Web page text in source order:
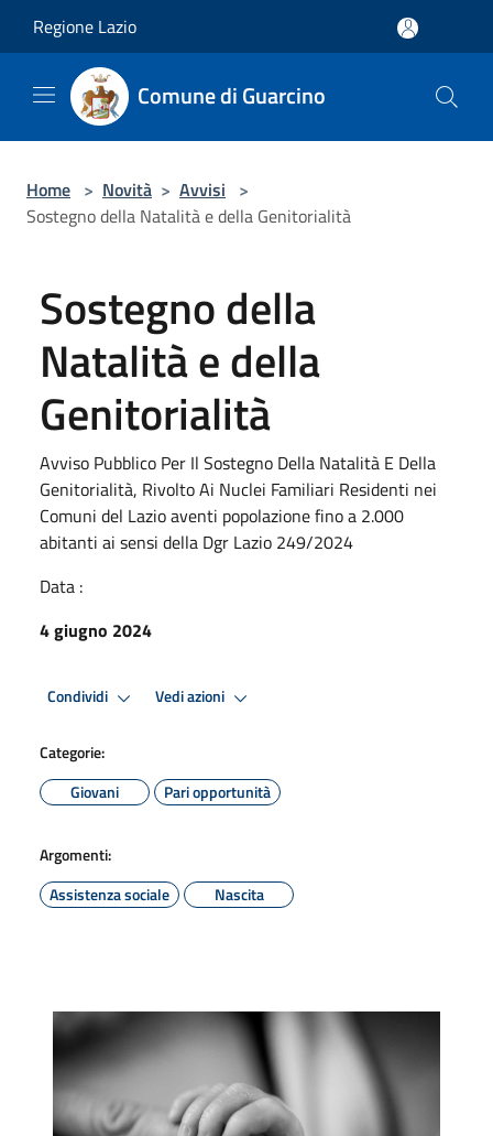
Regione Lazio
Comune di Guarcino
Home > Novità > Avvisi >
Sostegno della Natalità e della Genitorialità
Sostegno della
Natalità e della
Genitorialità
Avviso Pubblico Per Il Sostegno Della Natalità E Della
Genitorialità, Rivolto Ai Nuclei Familiari Residenti nei
Comuni del Lazio aventi popolazione fino a 2.000
abitanti ai sensi della Dgr Lazio 249/2024
Data :
4 giugno 2024
Condividi Vedi azioni
Categorie:
Giovani
Pari opportunità
Argomenti:
Assistenza sociale
Nascita